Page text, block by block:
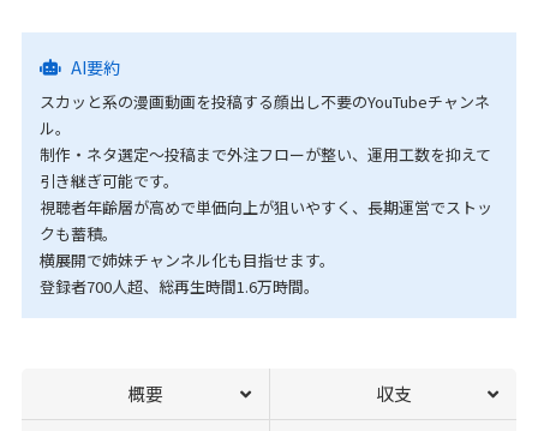
AI要約
スカッと系の漫画動画を投稿する顔出し不要のYouTubeチャンネ
ル。
制作・ネタ選定〜投稿まで外注フローが整い、運用工数を抑えて
引き継ぎ可能です。
視聴者年齢層が高めで単価向上が狙いやすく、長期運営でストッ
クも蓄積。
横展開で姉妹チャンネル化も目指せます。
登録者700人超、総再生時間1.6万時間。
概要 収支